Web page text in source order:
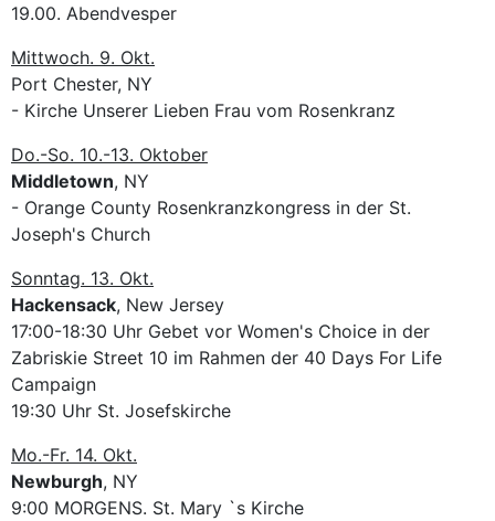
19.00. Abendvesper
Mittwoch. 9. Okt.
Port Chester, NY
- Kirche Unserer Lieben Frau vom Rosenkranz
Do.-So. 10.-13. Oktober
Middletown, NY
- Orange County Rosenkranzkongress in der St.
Joseph's Church
Sonntag. 13. Okt.
Hackensack, New Jersey
17:00-18:30 Uhr Gebet vor Women's Choice in der
Zabriskie Street 10 im Rahmen der 40 Days For Life
Campaign
19:30 Uhr St. Josefskirche
Mo.-Fr. 14. Okt.
Newburgh, NY
9:00 MORGENS. St. Mary `s Kirche